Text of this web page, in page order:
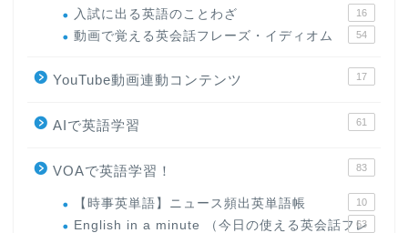
入試に出る英語のことわざ 16
動画で覚える英会話フレーズ・イディオム 54
YouTube動画連動コンテンツ 17
AIで英語学習 61
VOAで英語学習！ 83
【時事英単語】ニュース頻出英単語帳 10
English in a minute （今日の使える英会話フレ
63